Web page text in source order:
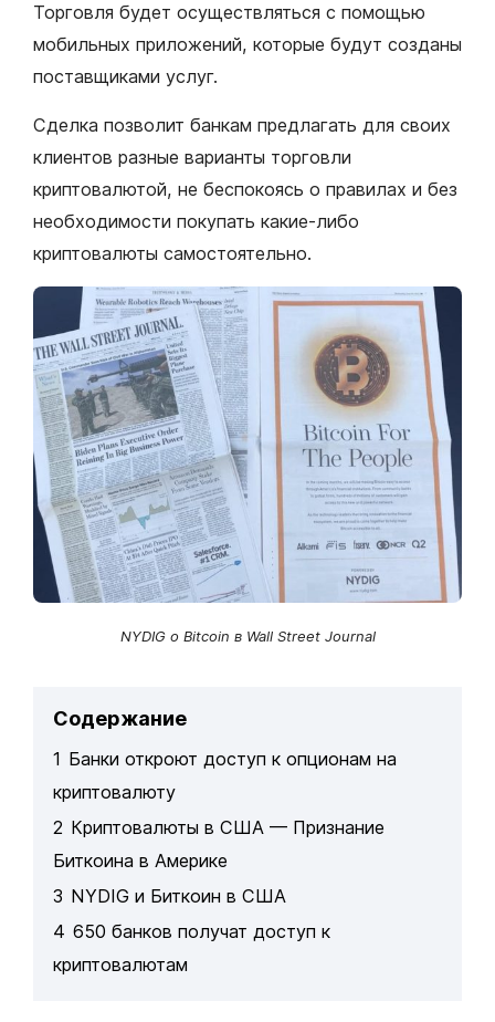
Торговля будет осуществляться с помощью
мобильных приложений, которые будут созданы
поставщиками услуг.
Сделка позволит банкам предлагать для своих
клиентов разные варианты торговли
криптовалютой, не беспокоясь о правилах и без
необходимости покупать какие-либо
криптовалюты самостоятельно.
NYDIG о Bitcoin в Wall Street Journal
Содержание
1 Банки откроют доступ к опционам на
криптовалюту
2 Криптовалюты в США — Признание
Биткоина в Америке
3 NYDIG и Биткоин в США
4 650 банков получат доступ к
криптовалютам